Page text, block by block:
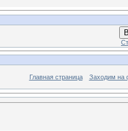
Главная страница Заходим на